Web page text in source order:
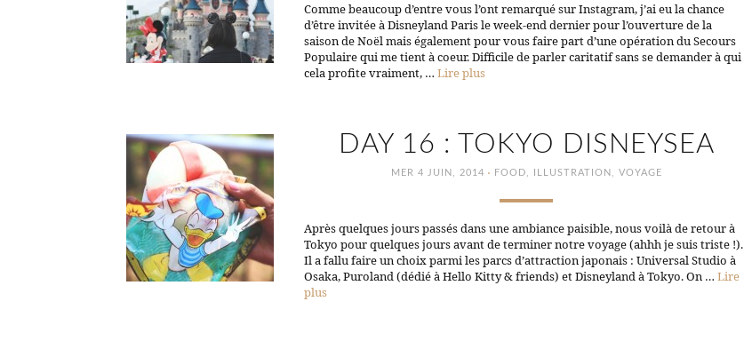
Comme beaucoup d’entre vous l’ont remarqué sur Instagram, j’ai eu la chance
d’être invitée à Disneyland Paris le week-end dernier pour l’ouverture de la
saison de Noël mais également pour vous faire part d’une opération du Secours
Populaire qui me tient à coeur. Difficile de parler caritatif sans se demander à qui
cela profite vraiment, … Lire plus
DAY 16 : TOKYO DISNEYSEA
MER 4 JUIN, 2014 · FOOD ILLUSTRATION VOYAGE
Après quelques jours passés dans une ambiance paisible, nous voilà de retour à
Tokyo pour quelques jours avant de terminer notre voyage (ahhh je suis triste !).
Il a fallu faire un choix parmi les parcs d’attraction japonais : Universal Studio à
Osaka, Puroland (dédié à Hello Kitty & friends) et Disneyland à Tokyo. On … Lire
plus